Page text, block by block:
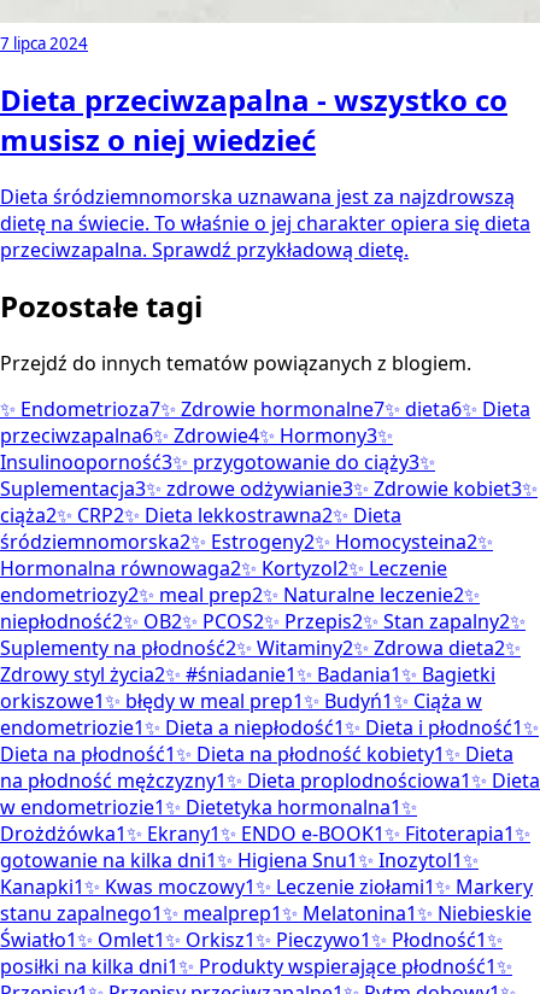
7 lipca 2024
Dieta przeciwzapalna - wszystko co
musisz o niej wiedzieć
Dieta śródziemnomorska uznawana jest za najzdrowszą
dietę na świecie. To właśnie o jej charakter opiera się dieta
przeciwzapalna. Sprawdź przykładową dietę.
Pozostałe tagi
Przejdź do innych tematów powiązanych z blogiem.
✨ Endometrioza7✨ Zdrowie hormonalne7✨ dieta6✨ Dieta
przeciwzapalna6✨ Zdrowie4✨ Hormony3✨
Insulinooporność3✨ przygotowanie do ciąży3✨
Suplementacja3✨ zdrowe odżywianie3✨ Zdrowie kobiet3✨
ciąża2✨ CRP2✨ Dieta lekkostrawna2✨ Dieta
śródziemnomorska2✨ Estrogeny2✨ Homocysteina2✨
Hormonalna równowaga2✨ Kortyzol2✨ Leczenie
endometriozy2✨ meal prep2✨ Naturalne leczenie2✨
niepłodność2✨ OB2✨ PCOS2✨ Przepis2✨ Stan zapalny2✨
Suplementy na płodność2✨ Witaminy2✨ Zdrowa dieta2✨
Zdrowy styl życia2✨ #śniadanie1✨ Badania1✨ Bagietki
orkiszowe1✨ błędy w meal prep1✨ Budyń1✨ Ciąża w
endometriozie1✨ Dieta a niepłodość1✨ Dieta i płodność1✨
Dieta na płodność1✨ Dieta na płodność kobiety1✨ Dieta
na płodność mężczyzny1✨ Dieta proplodnościowa1✨ Dieta
w endometriozie1✨ Dietetyka hormonalna1✨
Drożdżówka1✨ Ekrany1✨ ENDO e-BOOK1✨ Fitoterapia1✨
gotowanie na kilka dni1✨ Higiena Snu1✨ Inozytol1✨
Kanapki1✨ Kwas moczowy1✨ Leczenie ziołami1✨ Markery
stanu zapalnego1✨ mealprep1✨ Melatonina1✨ Niebieskie
Światło1✨ Omlet1✨ Orkisz1✨ Pieczywo1✨ Płodność1✨
posiłki na kilka dni1✨ Produkty wspierające płodność1✨